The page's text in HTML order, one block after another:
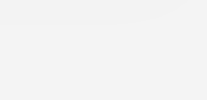
Noté par 90 clients